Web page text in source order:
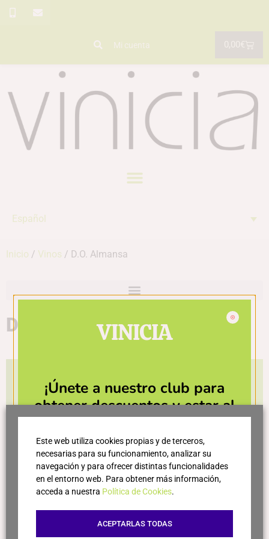
Mi cuenta
Español
Inicio / Vinos / D.O. Almansa
D.O. Almansa
no estarán disponibles durante los próximos días.
Gracias por tu paciencia y sentimos cualquier
inconveniente.
Este web utiliza cookies propias y de terceros,
necesarias para su funcionamiento, analizar su
navegación y para ofrecer distintas funcionalidades
en el entorno web. Para obtener más información,
acceda a nuestra Política de Cookies.
ACEPTARLAS TODAS
VINICIA
¡Únete a nuestro club para
obtener descuentos y estar al
día de las últimas novedades!